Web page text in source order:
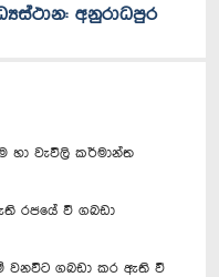
අනුරාධපුර
හා වැවිලි කර්මාන්ත
රජයේ වී ගබඩා
ගබඩා කර ඇති වී